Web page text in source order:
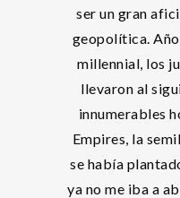
ser un gran
geopolítica.
millennial, los
llevaron al
innumerables
Empires, la
se había
ya no me iba a